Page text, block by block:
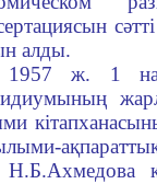
алды.
1957 ж. 1
Н.Б.Ахмедова